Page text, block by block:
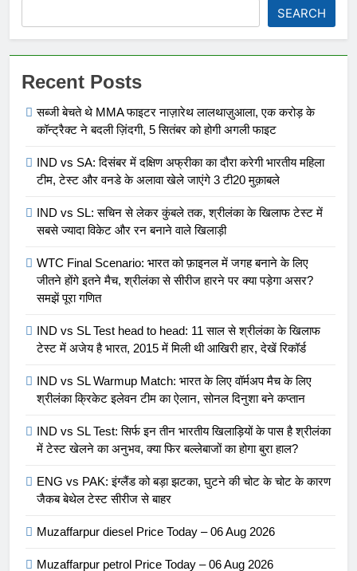
SEARCH
Recent Posts
सब्जी बेचते थे MMA फाइटर नाज़ारेथ लालथाज़ुआला, एक करोड़ के
कॉन्ट्रैक्ट ने बदली ज़िंदगी, 5 सितंबर को होगी अगली फाइट
IND vs SA: दिसंबर में दक्षिण अफ्रीका का दौरा करेगी भारतीय महिला
टीम, टेस्ट और वनडे के अलावा खेले जाएंगे 3 टी20 मुक़ाबले
IND vs SL: सचिन से लेकर कुंबले तक, श्रीलंका के खिलाफ टेस्ट में
सबसे ज्यादा विकेट और रन बनाने वाले खिलाड़ी
WTC Final Scenario: भारत को फ़ाइनल में जगह बनाने के लिए
जीतने होंगे इतने मैच, श्रीलंका से सीरीज हारने पर क्या पड़ेगा असर?
समझें पूरा गणित
IND vs SL Test head to head: 11 साल से श्रीलंका के खिलाफ
टेस्ट में अजेय है भारत, 2015 में मिली थी आखिरी हार, देखें रिकॉर्ड
IND vs SL Warmup Match: भारत के लिए वॉर्मअप मैच के लिए
श्रीलंका क्रिकेट इलेवन टीम का ऐलान, सोनल दिनुशा बने कप्तान
IND vs SL Test: सिर्फ इन तीन भारतीय खिलाड़ियों के पास है श्रीलंका
में टेस्ट खेलने का अनुभव, क्या फिर बल्लेबाजों का होगा बुरा हाल?
ENG vs PAK: इंग्लैंड को बड़ा झटका, घुटने की चोट के चोट के कारण
जैकब बेथेल टेस्ट सीरीज से बाहर
Muzaffarpur diesel Price Today – 06 Aug 2026
Muzaffarpur petrol Price Today – 06 Aug 2026